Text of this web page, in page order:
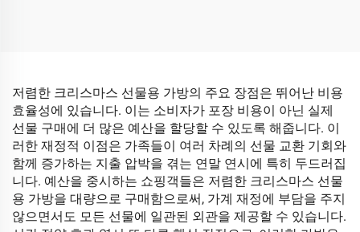
저렴한 크리스마스 선물용 가방의 주요 장점은 뛰어난 비용
효율성에 있습니다. 이는 소비자가 포장 비용이 아닌 실제
선물 구매에 더 많은 예산을 할당할 수 있도록 해줍니다. 이
러한 재정적 이점은 가족들이 여러 차례의 선물 교환 기회와
함께 증가하는 지출 압박을 겪는 연말 연시에 특히 두드러집
니다. 예산을 중시하는 쇼핑객들은 저렴한 크리스마스 선물
용 가방을 대량으로 구매함으로써, 가계 재정에 부담을 주지
않으면서도 모든 선물에 일관된 외관을 제공할 수 있습니다.